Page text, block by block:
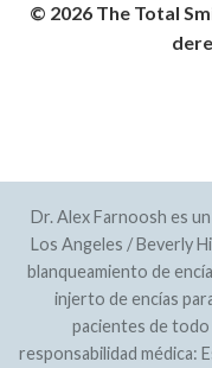
© 2026 The Total
Dr. Alex Farnoosh es
Los Angeles / Beverly
blanqueamiento de
injerto de encías
pacientes de
responsabilidad médica: